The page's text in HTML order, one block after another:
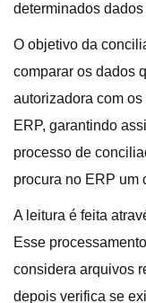
determinados
O objetivo da
comparar os dados
autorizadora com
ERP, garantindo
processo de
procura no ERP um
A leitura é feita
Esse
considera arquivos
depois verifica se